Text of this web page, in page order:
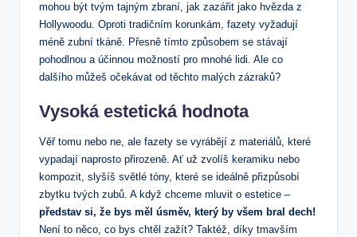
mohou být tvým tajným zbraní, jak zazářit jako hvězda z
Hollywoodu. Oproti tradičním korunkám, fazety vyžadují
méně zubní tkáně. Přesně tímto způsobem se stávají
pohodlnou a účinnou možností pro mnohé lidi. Ale co
dalšího můžeš očekávat od těchto malých zázraků?
Vysoká estetická hodnota
Věř tomu nebo ne, ale fazety se vyrábějí z materiálů, které
vypadají naprosto přirozeně. Ať už zvolíš keramiku nebo
kompozit, slyšíš světlé tóny, které se ideálně přizpůsobí
zbytku tvých zubů. A když chceme mluvit o estetice –
představ si, že bys měl úsměv, který by všem bral dech!
Není to něco, co bys chtěl zažít? Taktéž, díky tmavším